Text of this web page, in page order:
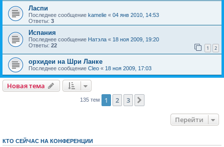
Ласпи
Последнее сообщение kamelie « 04 янв 2010, 14:53
Ответы: 3
Испания
Последнее сообщение Натэла « 18 ноя 2009, 19:20
Ответы: 22 1 2
орхидеи на Шри Ланке
Последнее сообщение Cleo « 18 ноя 2009, 17:03
Новая тема
135 тем 1 2 3
Перейти
КТО СЕЙЧАС НА КОНФЕРЕНЦИИ